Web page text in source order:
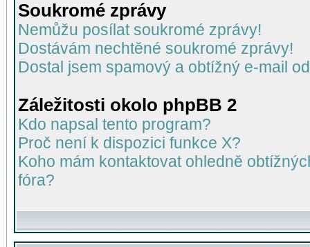
Soukromé zprávy
Nemůžu posílat soukromé zprávy!
Dostávám nechtěné soukromé zprávy!
Dostal jsem spamový a obtížný e-mail
Záležitosti okolo phpBB 2
Kdo napsal tento program?
Proč není k dispozici funkce X?
Koho mám kontaktovat ohledně
fóra?